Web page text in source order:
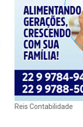
Reis Contabilidade